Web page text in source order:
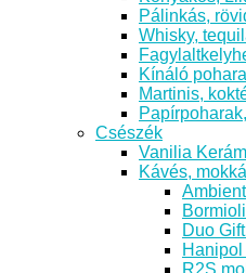
Pálinkás,
Whisky,
Kínáló
Martinis,
Csészék
Vanilia
Kávés,
Duo
R2S